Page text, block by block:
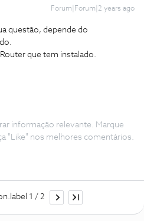
Forum|Forum|2 years ago
questão, depende do
que tem instalado.
informação relevante. Marque
"Like" nos melhores comentários.
1 / 2